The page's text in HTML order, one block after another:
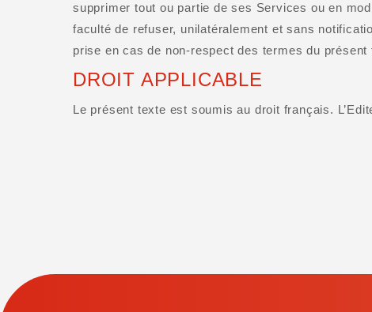
supprimer tout ou partie de ses Services ou en
faculté de refuser, unilatéralement et sans
prise en cas de non-respect des termes du présent
DROIT APPLICABLE
Le présent texte est soumis au droit français.